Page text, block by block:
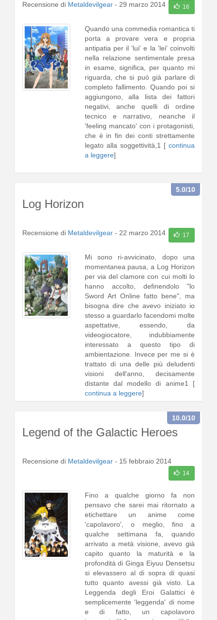
Recensione di Metaldevilgear - 29 marzo 2014 16
Quando una commedia romantica ti
porta a provare vera e propria
antipatia per il 'lui' e la 'lei' coinvolti
nella relazione sentimentale presa
in esame, significa, per quanto mi
riguarda, che si può già parlare di
completo fallimento. Quando poi si
aggiungono, alla lista dei fattori
negativi, anche quelli di ordine
tecnico e narrativo, neanche il
'feeling mancato' con i protagonisti,
che è in fin dei conti strettamente
legato alla soggettività,1 [ continua
a leggere]
Log Horizon
5.0/10
Recensione di Metaldevilgear - 22 marzo 2014 17
Mi sono ri-avvicinato, dopo una
momentanea pausa, a Log Horizon
per via del clamore con cui molti lo
hanno accolto, definendolo "lo
Sword Art Online fatto bene", ma
bisogna dire che avevo iniziato io
stesso a guardarlo facendomi molte
aspettative, essendo, da
videogiocatore, indubbiamente
interessato a questo tipo di
ambientazione. Invece per me si è
trattato di una delle più deludenti
visioni dell'anno, decisamente
distante dal modello di anime1 [
continua a leggere]
Legend of the Galactic Heroes
10.0/10
Recensione di Metaldevilgear - 15 febbraio 2014
14
Fino a qualche giorno fa non
pensavo che sarei mai ritornato a
etichettare un anime come
'capolavoro', o meglio, fino a
qualche settimana fa, quando
arrivato a metà visione, avevo già
capito quanto la maturità e la
profondità di Ginga Eiyuu Densetsu
si elevassero al di sopra di quasi
tutto quanto avessi già visto. La
Leggenda degli Eroi Galattici è
semplicemente 'leggenda' di nome
e di fatto, un capolavoro